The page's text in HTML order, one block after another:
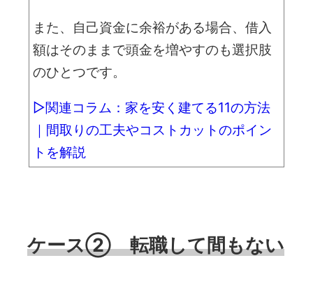
また、自己資金に余裕がある場合、借入
額はそのままで頭金を増やすのも選択肢
のひとつです。
▷関連コラム：家を安く建てる11の方法
｜間取りの工夫やコストカットのポイン
トを解説
ケース② 転職して間もない